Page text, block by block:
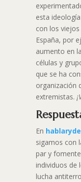
esta
con los
España, por
aumento en
células y
que se ha
organización
extremistas.
En
sigamos con
par y
individuos de
lucha